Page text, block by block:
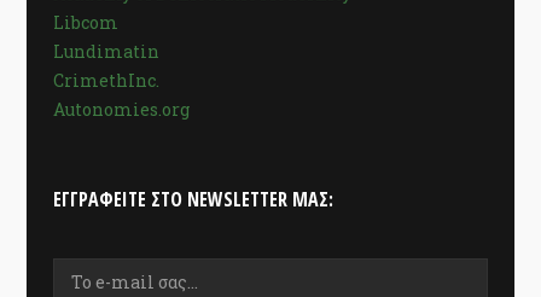
Libcom
Lundimatin
CrimethInc.
Autonomies.org
ΕΓΓΡΑΦΕΊΤΕ ΣΤΟ NEWSLETTER ΜΑΣ: